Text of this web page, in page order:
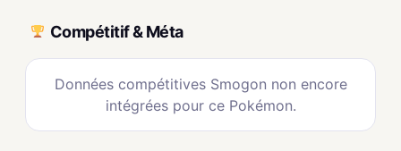
Compétitif & Méta
Données compétitives Smogon non encore
intégrées pour ce Pokémon.